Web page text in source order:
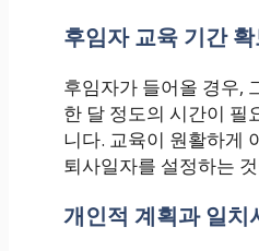
후임자 교육 기간
후임자가 들어올 경우,
한 달 정도의 시간이 필
니다. 교육이 원활하게
퇴사일자를 설정하는
개인적 계획과 일치